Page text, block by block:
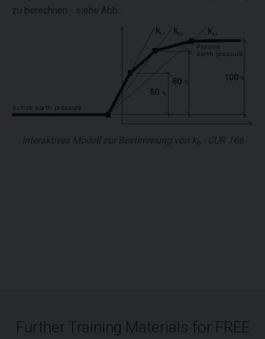
zu berechnen - siehe Abb.:
Interaktives Modell zur Bestimmung von kh - CUR 166
Further Training Materials for FREE